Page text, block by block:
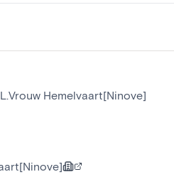
Hemelvaart[Ninove]